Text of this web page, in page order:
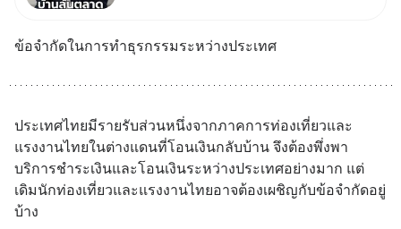
#บ้านล้นตลาด #เศรษฐกิจไทย
ข้อจำกัดในการทำธุรกรรมระหว่างประเทศ
ประเทศไทยมีรายรับส่วนหนึ่งจากภาคการท่องเที่ยวและ
แรงงานไทยในต่างแดนที่โอนเงินกลับบ้าน จึงต้องพึ่งพา
บริการชำระเงินและโอนเงินระหว่างประเทศอย่างมาก แต่
เดิมนักท่องเที่ยวและแรงงานไทยอาจต้องเผชิญกับข้อจำกัดอยู่
บ้าง